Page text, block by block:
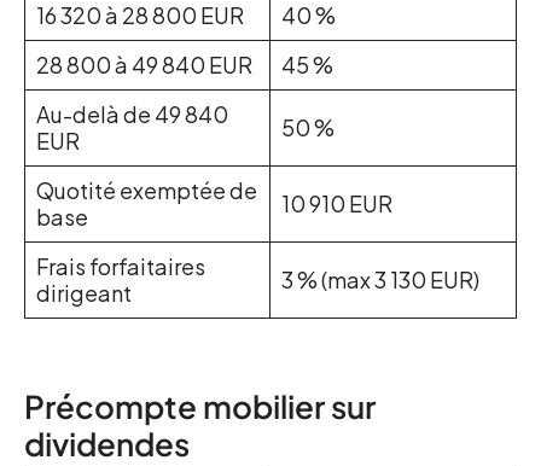
16 320 à 28 800 EUR
40 %
28 800 à 49 840 EUR
45 %
Au-delà de 49 840
EUR
50 %
Quotité exemptée de
base
10 910 EUR
Frais forfaitaires
dirigeant
3 % (max 3 130 EUR)
Précompte mobilier sur
dividendes